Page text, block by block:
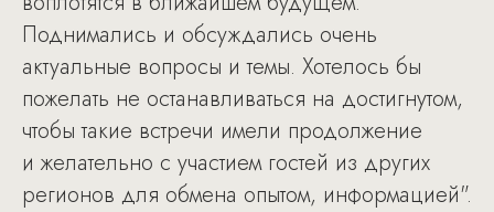
Поднимались и обсуждались очень
актуальные вопросы и темы. Хотелось бы
пожелать не останавливаться на достигнутом,
чтобы такие встречи имели продолжение
и желательно с участием гостей из других
регионов для обмена опытом, информацией".